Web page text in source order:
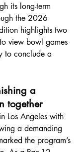
its long-term
the 2026
highlights two
view bowl games
to conclude a
a
together
Los Angeles with
a demanding
the program’s